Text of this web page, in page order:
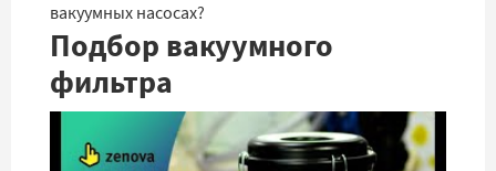
вакуумных насосах?
Подбор вакуумного
фильтра